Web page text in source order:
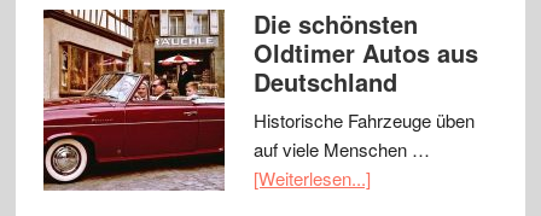
Die schönsten
Oldtimer Autos aus
Deutschland
Historische Fahrzeuge üben
auf viele Menschen …
[Weiterlesen...]